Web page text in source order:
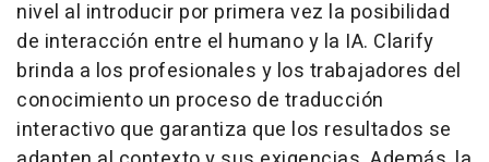
nivel al introducir por primera vez la posibilidad
de interacción entre el humano y la IA. Clarify
brinda a los profesionales y los trabajadores del
conocimiento un proceso de traducción
interactivo que garantiza que los resultados se